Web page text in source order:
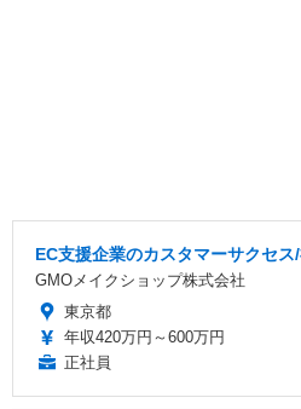
EC支援企業のカスタマーサクセス
GMOメイクショップ株式会社
東京都
年収420万円～600万円
正社員